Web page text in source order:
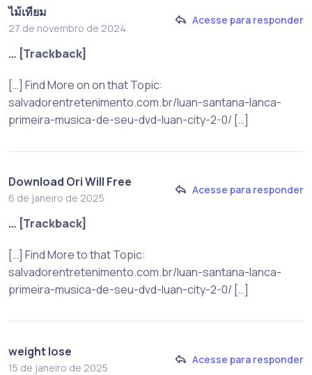
ไม้เทียม
27 de novembro de 2024
Acesse para responder
… [Trackback]
[…] Find More on on that Topic:
salvadorentretenimento.com.br/luan-santana-lanca-
primeira-musica-de-seu-dvd-luan-city-2-0/ […]
Download Ori Will Free
6 de janeiro de 2025
Acesse para responder
… [Trackback]
[…] Find More to that Topic:
salvadorentretenimento.com.br/luan-santana-lanca-
primeira-musica-de-seu-dvd-luan-city-2-0/ […]
weight lose
15 de janeiro de 2025
Acesse para responder